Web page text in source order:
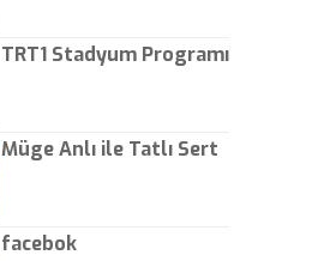
TRT1 Stadyum Programı
Müge Anlı ile Tatlı Sert
facebok